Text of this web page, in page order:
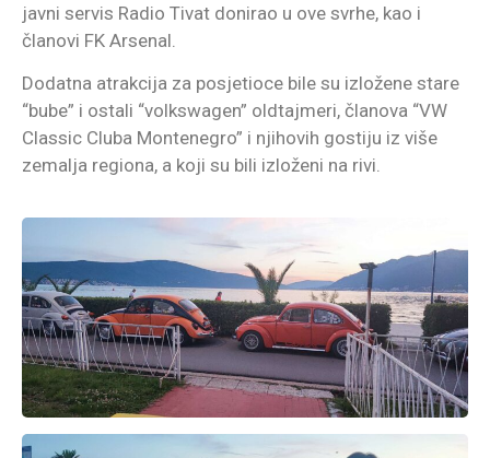
javni servis Radio Tivat donirao u ove svrhe, kao i
članovi FK Arsenal.
Dodatna atrakcija za posjetioce bile su izložene stare
“bube” i ostali “volkswagen” oldtajmeri, članova “VW
Classic Cluba Montenegro” i njihovih gostiju iz više
zemalja regiona, a koji su bili izloženi na rivi.